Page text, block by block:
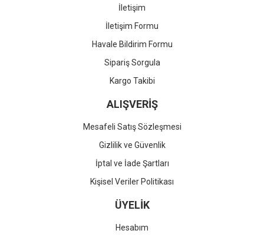
İletişim
İletişim Formu
Havale Bildirim Formu
Sipariş Sorgula
Kargo Takibi
ALIŞVERİŞ
Mesafeli Satış Sözleşmesi
Gizlilik ve Güvenlik
İptal ve İade Şartları
Kişisel Veriler Politikası
ÜYELİK
Hesabım